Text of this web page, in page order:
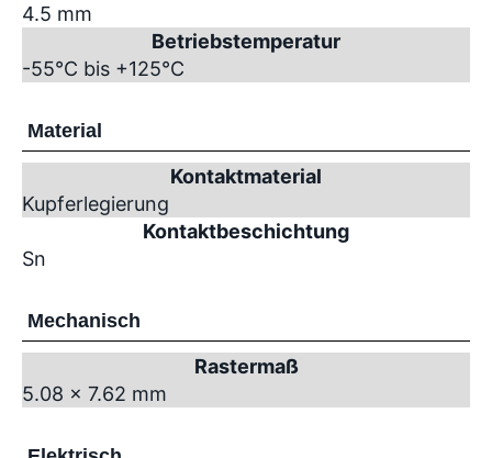
4.5 mm
Betriebstemperatur
-55°C bis +125°C
Material
Kontaktmaterial
Kupferlegierung
Kontaktbeschichtung
Sn
Mechanisch
Rastermaß
5.08 x 7.62 mm